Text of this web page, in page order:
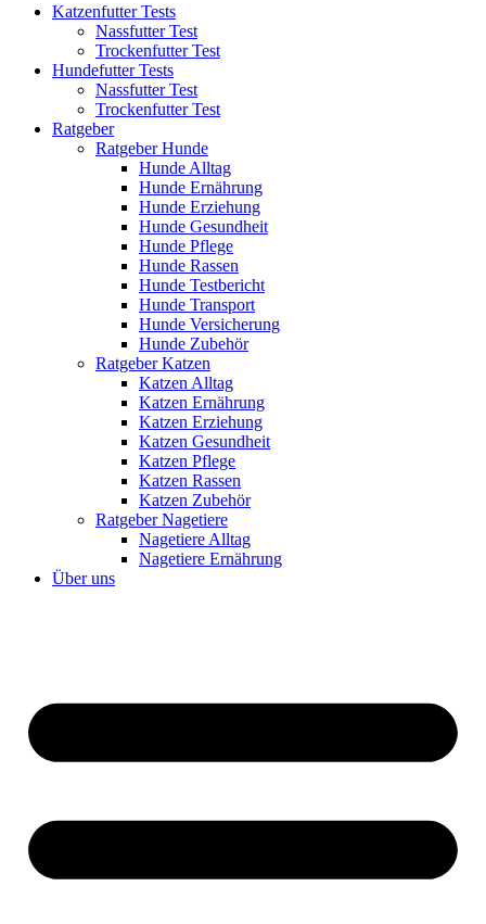
Katzenfutter Tests
Nassfutter Test
Trockenfutter Test
Hundefutter Tests
Nassfutter Test
Trockenfutter Test
Ratgeber
Ratgeber Hunde
Hunde Alltag
Hunde Ernährung
Hunde Erziehung
Hunde Gesundheit
Hunde Pflege
Hunde Rassen
Hunde Testbericht
Hunde Transport
Hunde Versicherung
Hunde Zubehör
Ratgeber Katzen
Katzen Alltag
Katzen Ernährung
Katzen Erziehung
Katzen Gesundheit
Katzen Pflege
Katzen Rassen
Katzen Zubehör
Ratgeber Nagetiere
Nagetiere Alltag
Nagetiere Ernährung
Über uns